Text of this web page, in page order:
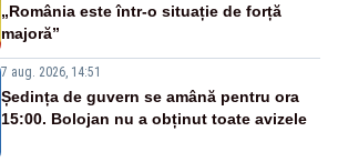
„România este într-o situație de forță
majoră”
7 aug. 2026, 14:51
Ședința de guvern se amână pentru ora
15:00. Bolojan nu a obținut toate avizele